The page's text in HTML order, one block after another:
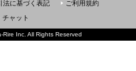
法に基づく表記
ご利用規約
チャット
Inc. All Rights Reserved